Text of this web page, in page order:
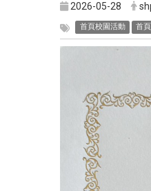
2026-05-28
首頁校園活動 首